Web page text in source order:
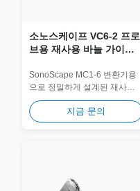
소노스케이프 VC6-2 프로
브용 재사용 바늘 가이드
JSM-407
SonoScape MC1-6 변환기용
으로 정밀하게 설계된 재사용
가능한 니들 가이드. 의료용
316L 스테인리스 스틸로 제작
되어 장기적인 임상 안전성과
지금 문의